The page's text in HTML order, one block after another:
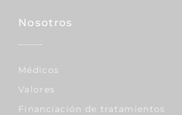
Nosotros
Médicos
Valores
Financiación de tratamientos